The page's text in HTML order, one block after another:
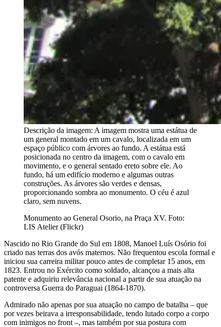
Descrição da imagem: A imagem mostra uma estátua de
um general montado em um cavalo, localizada em um
espaço público com árvores ao fundo. A estátua está
posicionada no centro da imagem, com o cavalo em
movimento, e o general sentado ereto sobre ele. Ao
fundo, há um edifício moderno e algumas outras
construções. As árvores são verdes e densas,
proporcionando sombra ao monumento. O céu é azul
claro, sem nuvens.
Monumento ao General Osorio, na Praça XV. Foto:
LIS Atelier (Flickr)
Nascido no Rio Grande do Sul em 1808, Manoel Luís Osório foi
criado nas terras dos avós maternos. Não frequentou escola formal e
iniciou sua carreira militar pouco antes de completar 15 anos, em
1823. Entrou no Exército como soldado, alcançou a mais alta
patente e adquiriu relevância nacional a partir de sua atuação na
controversa Guerra do Paraguai (1864-1870).
Admirado não apenas por sua atuação no campo de batalha – que
por vezes beirava a irresponsabilidade, tendo lutado corpo a corpo
com inimigos no front –, mas também por sua postura com